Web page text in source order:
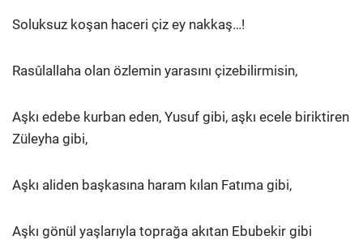
Soluksuz koşan haceri çiz ey nakkaş…!
Rasûlallaha olan özlemin yarasını çizebilirmisin,
Aşkı edebe kurban eden, Yusuf gibi, aşkı ecele biriktiren
Züleyha gibi,
Aşkı aliden başkasına haram kılan Fatıma gibi,
Aşkı gönül yaşlarıyla toprağa akıtan Ebubekir gibi